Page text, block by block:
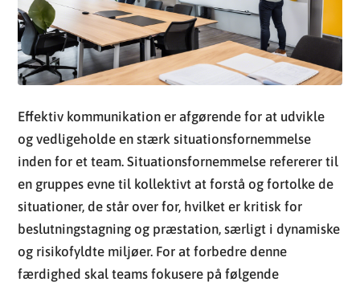
Effektiv kommunikation er afgørende for at udvikle
og vedligeholde en stærk situationsfornemmelse
inden for et team. Situationsfornemmelse refererer til
en gruppes evne til kollektivt at forstå og fortolke de
situationer, de står over for, hvilket er kritisk for
beslutningstagning og præstation, særligt i dynamiske
og risikofyldte miljøer. For at forbedre denne
færdighed skal teams fokusere på følgende